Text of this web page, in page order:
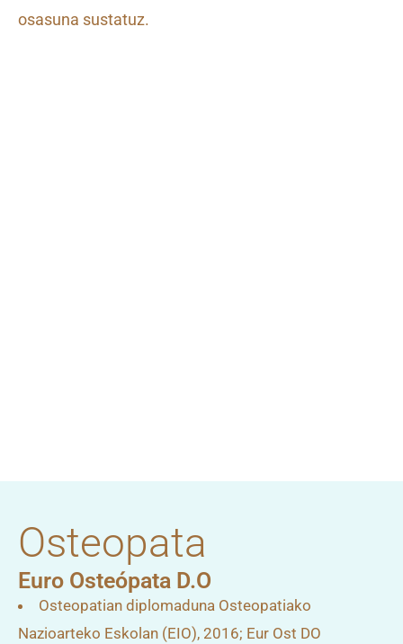
osasuna sustatuz.
Osteopata
Euro Osteópata D.O
Osteopatian diplomaduna Osteopatiako
Nazioarteko Eskolan (EIO), 2016; Eur Ost DO